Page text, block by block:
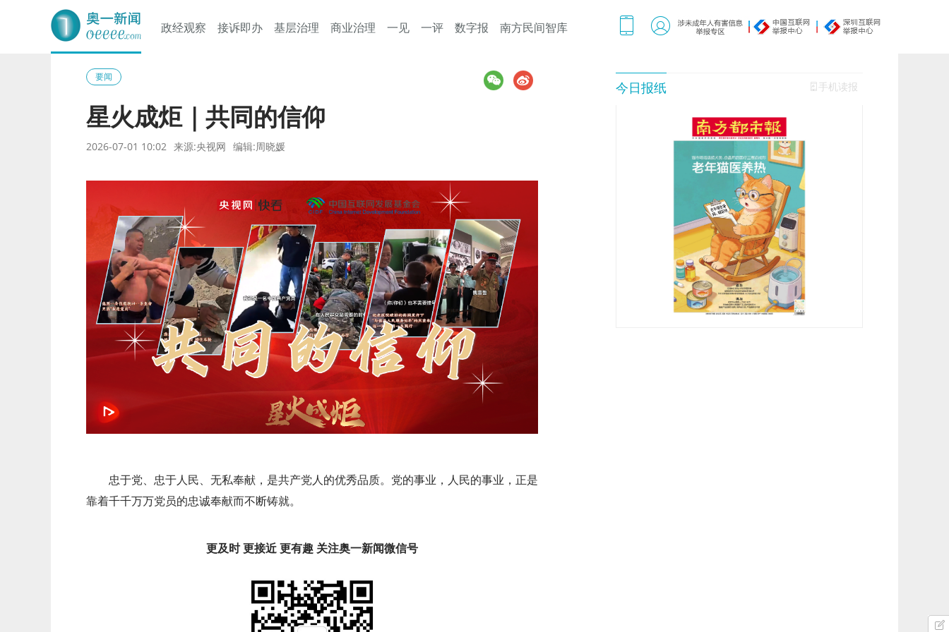
奥一网
政经观察 接诉即办 基层治理 商业治理 一见 一评 数字报 南方民间智库
要闻
星火成炬｜共同的信仰
2026-07-01 10:02 来源:央视网 编辑:周晓媛
忠于党、忠于人民、无私奉献，是共产党人的优秀品质。党的事业，人民的事业，正是
靠着千千万万党员的忠诚奉献而不断铸就。
更及时 更接近 更有趣 关注奥一新闻微信号
今日报纸 手机读报